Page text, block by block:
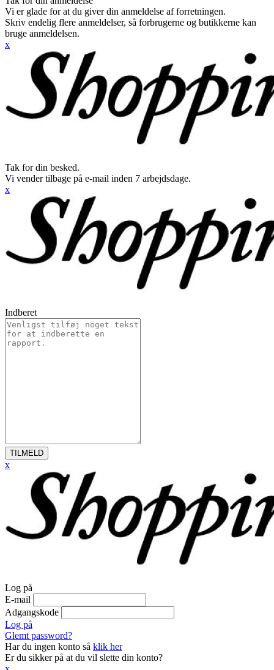
Vi er glade for at du giver din anmeldelse af forretningen.
Skriv endelig flere anmeldelser, så forbrugerne og butikkerne kan
bruge anmeldelsen.
x
Tak for din besked.
Vi vender tilbage på e-mail inden 7 arbejdsdage.
x
Indberet
TILMELD
x
Log på
E-mail
Adgangskode
Log på
Glemt password?
Har du ingen konto så klik her
Er du sikker på at du vil slette din konto?